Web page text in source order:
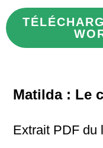
Matilda : Le
Extrait PDF du